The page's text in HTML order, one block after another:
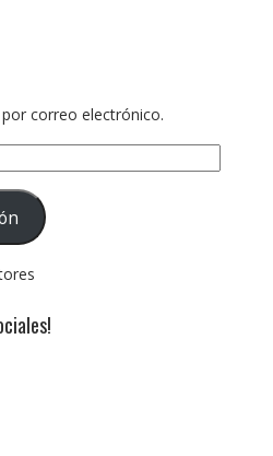
correo electrónico.